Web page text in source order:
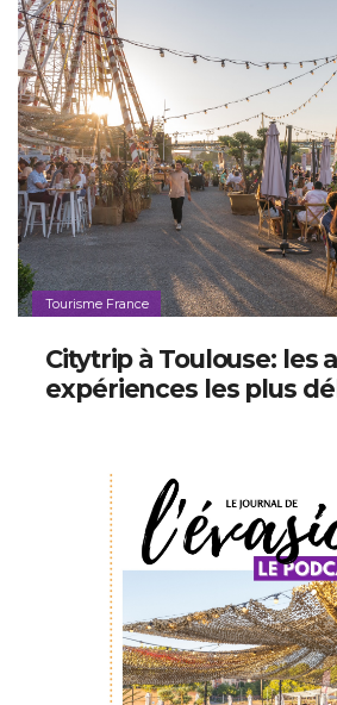
Tourisme France
Citytrip à Toulouse: les
expériences les plus